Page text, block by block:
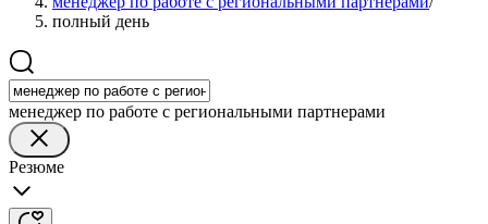
полный день
менеджер по работе с региональными партнерами
Резюме